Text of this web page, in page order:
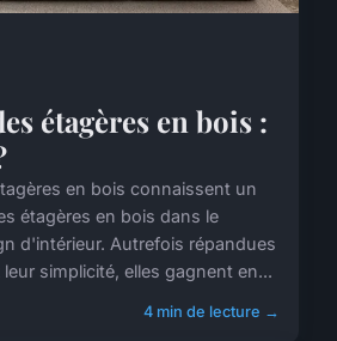
étagères en bois :
en bois connaissent un
étagères en bois dans le
d'intérieur. Autrefois répandues
simplicité, elles gagnent en...
4 min de lecture →